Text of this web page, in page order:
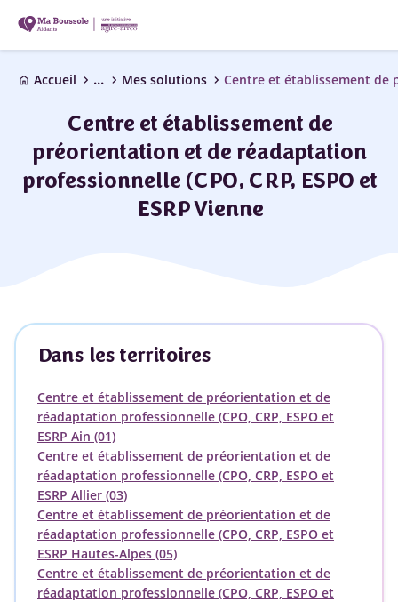
home Accueil chevron_right ... chevron_right Mes solutions chevron_right
Centre et établissement de
préorientation et de réadaptation
professionnelle (CPO, CRP, ESPO et
ESRP Vienne
Dans les territoires
Centre et établissement de préorientation et de
réadaptation professionnelle (CPO, CRP, ESPO et
ESRP Ain (01)
Centre et établissement de préorientation et de
réadaptation professionnelle (CPO, CRP, ESPO et
ESRP Allier (03)
Centre et établissement de préorientation et de
réadaptation professionnelle (CPO, CRP, ESPO et
ESRP Hautes-Alpes (05)
Centre et établissement de préorientation et de
réadaptation professionnelle (CPO, CRP, ESPO et